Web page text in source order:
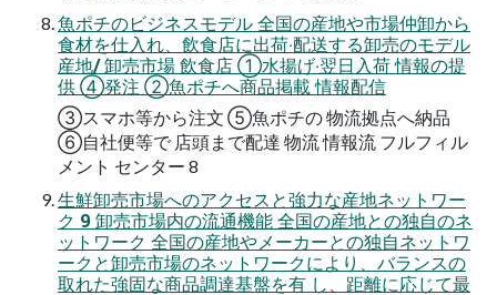
⿂ポチのビジネスモデル 全国の産地や市場仲卸から
⾷材を仕⼊れ、飲⾷店に出荷‧配送する卸売のモデル
産地/ 卸売市場 飲⾷店 ①⽔揚げ‧翌⽇⼊荷 情報の提
供 ④発注 ②⿂ポチへ商品掲載 情報配信
③スマホ等から注⽂ ⑤⿂ポチの 物流拠点へ納品
⑥⾃社便等で 店頭まで配達 物流 情報流 フルフィル
メント センター 8
⽣鮮卸売市場へのアクセスと強⼒な産地ネットワー
ク 9 卸売市場内の流通機能 全国の産地との独⾃のネ
ットワーク 全国の産地やメーカーとの独⾃ネットワ
ークと卸売市場のネットワークにより、バランスの
取れた強固な商品調達基盤を有 し、距離に応じて最